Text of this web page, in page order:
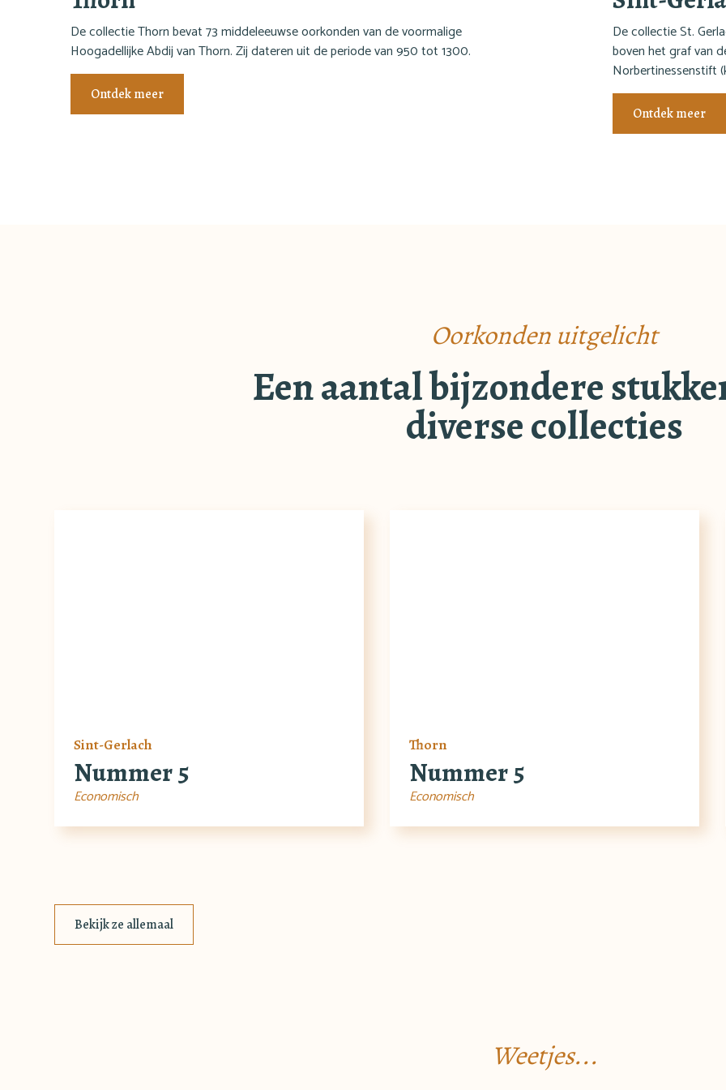
De collectie Thorn bevat 73 middeleeuwse oorkonden van de voormalige
Hoogadellijke Abdij van Thorn. Zij dateren uit de periode van 950 tot 1300.
Ontdek meer
De collectie St.
boven het graf van
Norbertinessenstift
Ontdek meer
Oorkonden uitgelicht
Een aantal bijzondere
diverse collecties
Sint-Gerlach
Nummer 5
Economisch
Thorn
Nummer 5
Economisch
Bekijk ze allemaal
Weetjes...